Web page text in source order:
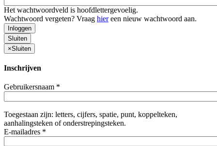
Het wachtwoordveld is hoofdlettergevoelig.
Wachtwoord vergeten? Vraag hiereen nieuw wachtwoord aan.
Inloggen
Sluiten
×Sluiten
Inschrijven
Gebruikersnaam *
Toegestaan zijn: letters, cijfers, spatie, punt, koppelteken,
aanhalingsteken of onderstrepingsteken.
E-mailadres *